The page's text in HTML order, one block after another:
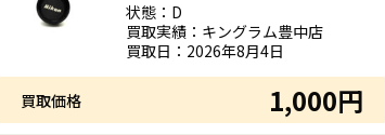
状態： D
買取実績： キングラム豊中店
買取日： 2026年8月4日
買取価格 1,000円